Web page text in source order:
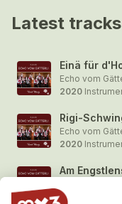
Latest tracks
Einä für
Echo vom
2020
Rigi-
Echo vom
2020
Am
2020